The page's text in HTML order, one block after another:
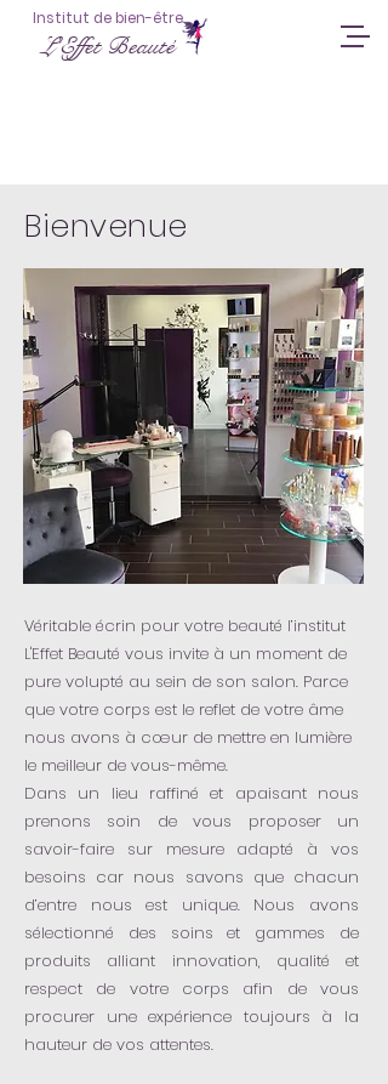
Institut de bien-être
L'Effet Beauté
Bienvenue
Véritable écrin pour votre beauté l’institut
L'Effet Beauté vous invite à un moment de
pure volupté au sein de son salon. Parce
que votre corps est le reflet de votre âme
nous avons à cœur de mettre en lumière
le meilleur de vous-même.
Dans un lieu raffiné et apaisant nous
prenons soin de vous proposer un
savoir-faire sur mesure adapté à vos
besoins car nous savons que chacun
d’entre nous est unique. Nous avons
sélectionné des soins et gammes de
produits alliant innovation, qualité et
respect de votre corps afin de vous
procurer une expérience toujours à la
hauteur de vos attentes.